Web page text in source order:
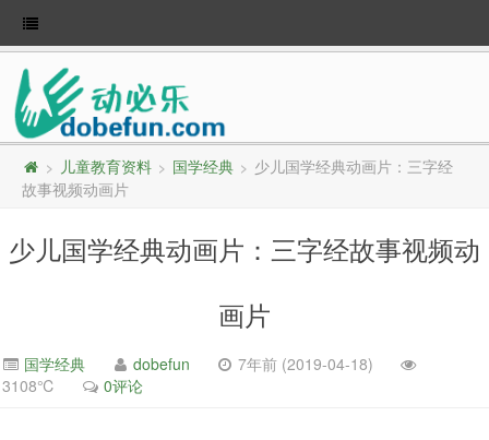
> 儿童教育资料 > 国学经典 > 少儿国学经典动画片：三字经
故事视频动画片
少儿国学经典动画片：三字经故事视频动
画片
国学经典 dobefun
7年前 (2019-04-18)
3108℃
0评论